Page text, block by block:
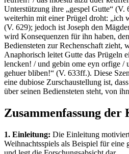
Unterstützung ihre „gespel Gutte“
weiterhin mit einer Prügel droht: „ich
(V. 629); jedoch ist Joseph den
wird Konsequenzen für ihn haben,
Bediensteten zur Rechenschaft zieht,
Anaphorisch leitet Gutte das Prügeln
lencken! / und gebin ome eyn orfige /
gehuer bliben!“ (V. 633ff.). Diese
eine dubiose Zurschaustellung ist,
über seinen Bediensteten steht, von
Zusammenfassung der
1. Einleitung: Die Einleitung
Weihnachtsspiels als Beispiel für eine